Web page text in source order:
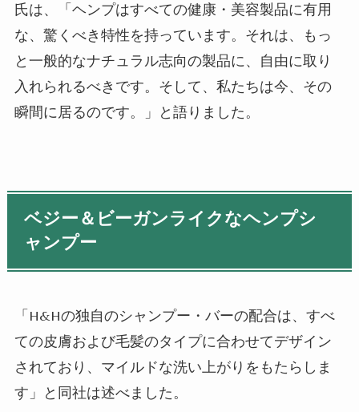
氏は、「ヘンプはすべての健康・美容製品に有用
な、驚くべき特性を持っています。それは、もっ
と一般的なナチュラル志向の製品に、自由に取り
入れられるべきです。そして、私たちは今、その
瞬間に居るのです。」と語りました。
ベジー＆ビーガンライクなヘンプシ
ャンプー
「H&Hの独自のシャンプー・バーの配合は、すべ
ての皮膚および毛髪のタイプに合わせてデザイン
されており、マイルドな洗い上がりをもたらしま
す」と同社は述べました。